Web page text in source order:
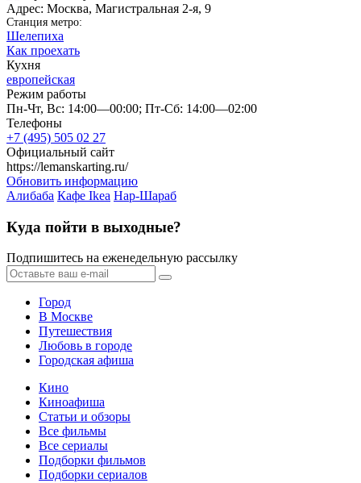
Адрес: Москва, Магистральная 2-я, 9
Станция метро:
Шелепиха
Как проехать
Кухня
европейская
Режим работы
Пн-Чт, Вс: 14:00—00:00; Пт-Сб: 14:00—02:00
Телефоны
+7 (495) 505 02 27
Официальный сайт
https://lemanskarting.ru/
Обновить информацию
Алибаба Кафе Ikea Нар-Шараб
Куда пойти в выходные?
Подпишитесь на еженедельную рассылку
Город
В Москве
Путешествия
Любовь в городе
Городская афиша
Кино
Киноафиша
Статьи и обзоры
Все фильмы
Все сериалы
Подборки фильмов
Подборки сериалов